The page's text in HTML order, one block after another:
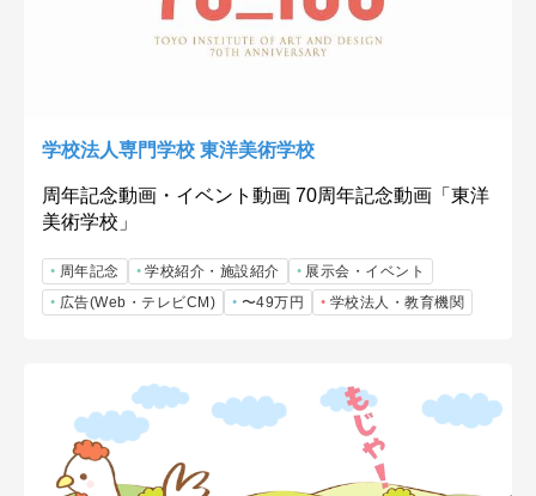
学校法人専門学校 東洋美術学校
周年記念動画・イベント動画 70周年記念動画「東洋
美術学校」
周年記念 学校紹介・施設紹介
展示会・イベント
広告(Web・テレビCM)
〜49万円 学校法人・教育機関